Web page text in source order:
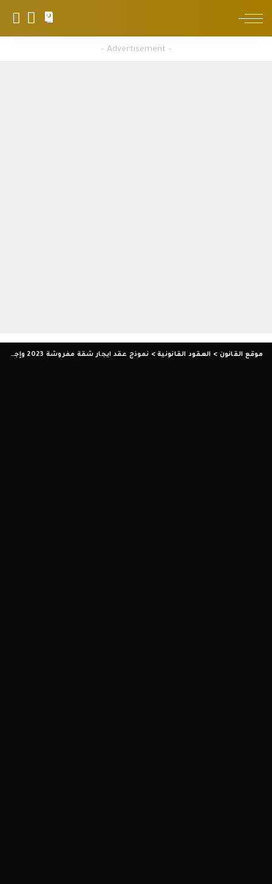
0
– Advertisement –
موقع القانون > العقود القانونية> نموذج عقد ايجار شقة مفروشة 2023 وإجراءات تأجيرها